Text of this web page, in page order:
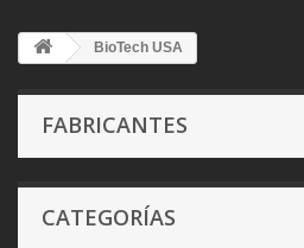
BioTech USA
FABRICANTES
CATEGORÍAS